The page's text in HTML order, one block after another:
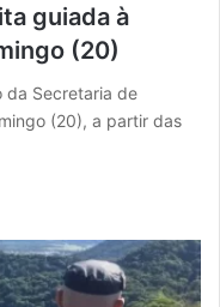
guiada à
(20)
da Secretaria de
(20), a partir das